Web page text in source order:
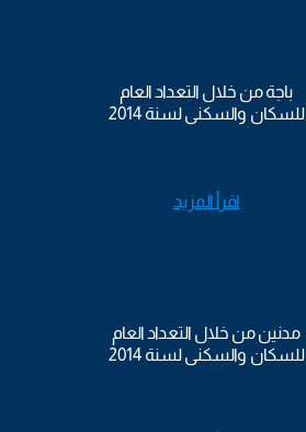
باجة من خلال التعداد العام
للسكان والسكنى لسنة 2014
اقرأ المزيد
مدنين من خلال التعداد العام
للسكان والسكنى لسنة 2014